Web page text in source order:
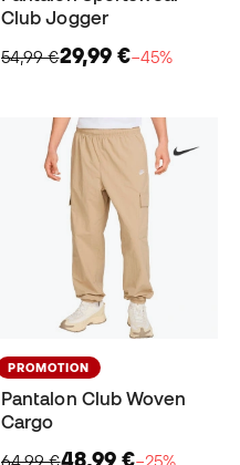
Club Jogger
54,99 €29,99 €−45%
PROMOTION
Pantalon Club Woven
Cargo
64,99 €48,99 €−25%